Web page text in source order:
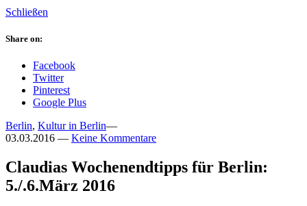
Schließen
Share on:
Facebook
Twitter
Pinterest
Google Plus
Berlin, Kultur in Berlin—
03.03.2016 — Keine Kommentare
Claudias Wochenendtipps für Berlin:
5./.6.März 2016